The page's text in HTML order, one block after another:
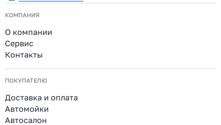
КОМПАНИЯ
О компании
Сервис
Контакты
ПОКУПАТЕЛЮ
Доставка и оплата
Автомойки
Автосалон